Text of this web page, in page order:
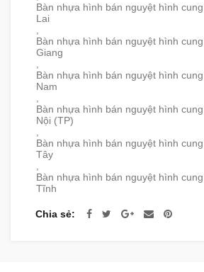
Bàn nhựa hình bán nguyệt hình
Lai
Bàn nhựa hình bán nguyệt hình
Giang
Bàn nhựa hình bán nguyệt hình
Nam
Bàn nhựa hình bán nguyệt hình
Nội (TP)
Bàn nhựa hình bán nguyệt hình
Tây
Bàn nhựa hình bán nguyệt hình
Tĩnh
Chia sẻ